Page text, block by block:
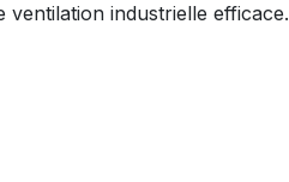
industrielle efficace.